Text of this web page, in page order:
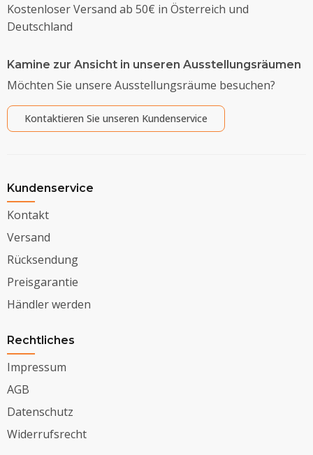
Kostenloser Versand ab 50€ in Österreich und
Deutschland
Kamine zur Ansicht in unseren Ausstellungsräumen
Möchten Sie unsere Ausstellungsräume besuchen?
Kontaktieren Sie unseren Kundenservice
Kundenservice
Kontakt
Versand
Rücksendung
Preisgarantie
Händler werden
Rechtliches
Impressum
AGB
Datenschutz
Widerrufsrecht